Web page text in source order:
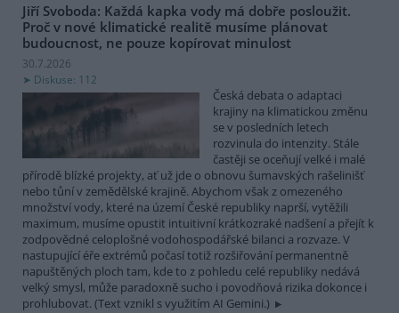
Jiří Svoboda: Každá kapka vody má dobře posloužit.
Proč v nové klimatické realitě musíme plánovat
budoucnost, ne pouze kopírovat minulost
30.7.2026
Diskuse: 112
Česká debata o adaptaci
krajiny na klimatickou změnu
se v posledních letech
rozvinula do intenzity. Stále
častěji se oceňují velké i malé
přírodě blízké projekty, ať už jde o obnovu šumavských rašelinišť
nebo tůní v zemědělské krajině. Abychom však z omezeného
množství vody, které na území České republiky naprší, vytěžili
maximum, musíme opustit intuitivní krátkozraké nadšení a přejít k
zodpovědné celoplošné vodohospodářské bilanci a rozvaze. V
nastupující éře extrémů počasí totiž rozšiřování permanentně
napuštěných ploch tam, kde to z pohledu celé republiky nedává
velký smysl, může paradoxně sucho i povodňová rizika dokonce i
prohlubovat. (Text vznikl s využitím AI Gemini.)